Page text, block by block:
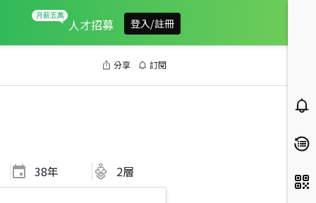
人才招募 登入/註冊
分享 訂閱
38年 2層